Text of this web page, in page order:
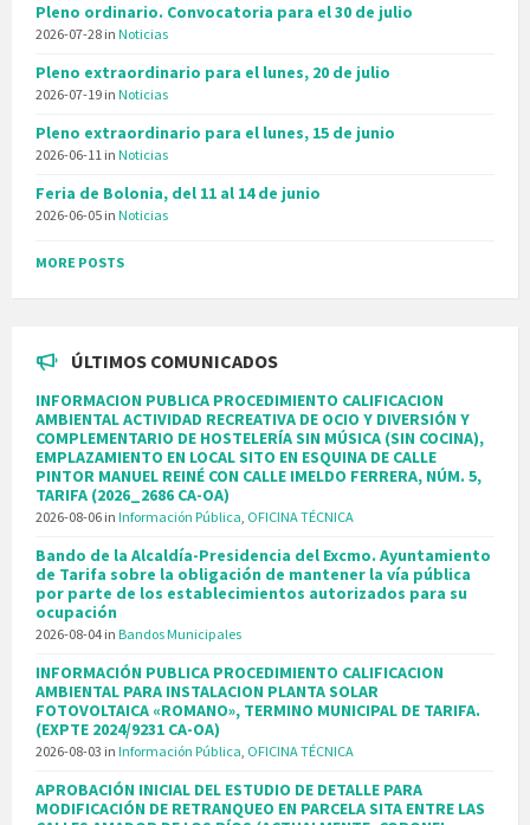
Pleno ordinario. Convocatoria para el 30 de julio
2026-07-28 in Noticias
Pleno extraordinario para el lunes, 20 de julio
2026-07-19 in Noticias
Pleno extraordinario para el lunes, 15 de junio
2026-06-11 in Noticias
Feria de Bolonia, del 11 al 14 de junio
2026-06-05 in Noticias
MORE POSTS
ÚLTIMOS COMUNICADOS
INFORMACION PUBLICA PROCEDIMIENTO CALIFICACION
AMBIENTAL ACTIVIDAD RECREATIVA DE OCIO Y DIVERSIÓN Y
COMPLEMENTARIO DE HOSTELERÍA SIN MÚSICA (SIN COCINA),
EMPLAZAMIENTO EN LOCAL SITO EN ESQUINA DE CALLE
PINTOR MANUEL REINÉ CON CALLE IMELDO FERRERA, NÚM. 5,
TARIFA (2026_2686 CA-OA)
2026-08-06 in Información Pública, OFICINA TÉCNICA
Bando de la Alcaldía-Presidencia del Excmo. Ayuntamiento
de Tarifa sobre la obligación de mantener la vía pública
por parte de los establecimientos autorizados para su
ocupación
2026-08-04 in Bandos Municipales
INFORMACIÓN PUBLICA PROCEDIMIENTO CALIFICACION
AMBIENTAL PARA INSTALACION PLANTA SOLAR
FOTOVOLTAICA «ROMANO», TERMINO MUNICIPAL DE TARIFA.
(EXPTE 2024/9231 CA-OA)
2026-08-03 in Información Pública, OFICINA TÉCNICA
APROBACIÓN INICIAL DEL ESTUDIO DE DETALLE PARA
MODIFICACIÓN DE RETRANQUEO EN PARCELA SITA ENTRE LAS